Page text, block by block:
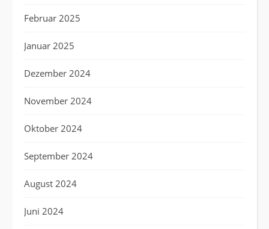
Februar 2025
Januar 2025
Dezember 2024
November 2024
Oktober 2024
September 2024
August 2024
Juni 2024